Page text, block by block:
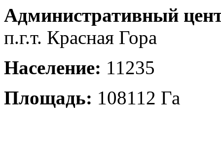
Административный
п.г.т. Красная Гора
Население: 11235
Площадь: 108112 Га